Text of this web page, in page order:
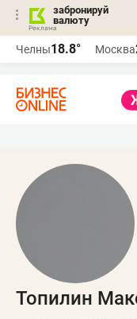
забронируй
валюту
Челны18.8° Москва
Топилин